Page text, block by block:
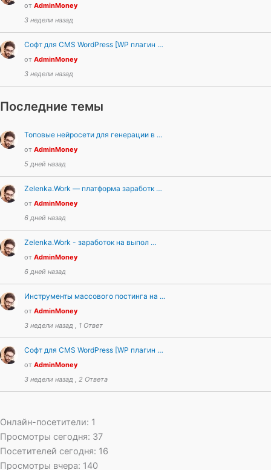
от AdminMoney
3 недели назад
Софт для CMS WordPress [WP плагин …
от AdminMoney
3 недели назад
Последние темы
Топовые нейросети для генерации в …
от AdminMoney
5 дней назад
Zelenka.Work — платформа заработк …
от AdminMoney
6 дней назад
Zelenka.Work - заработок на выпол …
от AdminMoney
6 дней назад
Инструменты массового постинга на …
от AdminMoney
3 недели назад , 1 Ответ
Софт для CMS WordPress [WP плагин …
от AdminMoney
3 недели назад , 2 Ответа
Онлайн-посетители: 1
Просмотры сегодня: 37
Посетителей сегодня: 16
Просмотры вчера: 140